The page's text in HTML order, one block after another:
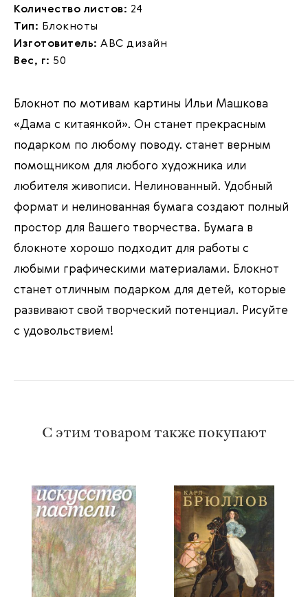
Количество листов: 24
Тип: Блокноты
Изготовитель: АВС дизайн
Вес, г: 50
Блокнот по мотивам картины Ильи Машкова
«Дама с китаянкой». Он станет прекрасным
подарком по любому поводу. станет верным
помощником для любого художника или
любителя живописи. Нелинованный. Удобный
формат и нелинованная бумага создают полный
простор для Вашего творчества. Бумага в
блокноте хорошо подходит для работы с
любыми графическими материалами. Блокнот
станет отличным подарком для детей, которые
развивают свой творческий потенциал. Рисуйте
с удовольствием!
С этим товаром также покупают